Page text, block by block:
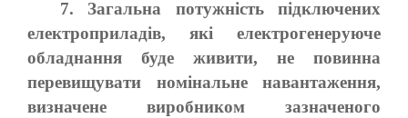
7. Загальна потужність підключених
електроприладів, які електрогенеруюче
обладнання буде живити, не повинна
перевищувати номінальне навантаження,
визначене виробником зазначеного